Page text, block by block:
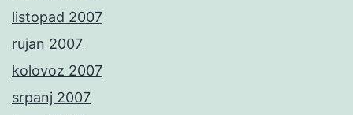
listopad 2007
rujan 2007
kolovoz 2007
srpanj 2007